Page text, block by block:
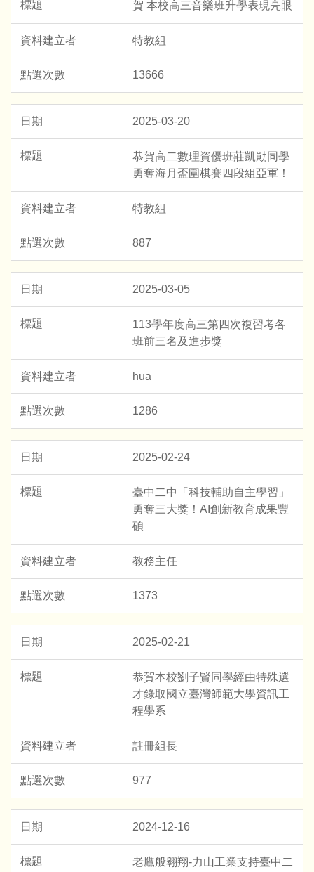
賀 本校高三音樂班升學表現亮眼
特教組
13666
2025-03-20
恭賀高二數理資優班莊凱勛同學
勇奪海月盃圍棋賽四段組亞軍！
特教組
887
2025-03-05
113學年度高三第四次複習考各
班前三名及進步獎
hua
1286
2025-02-24
臺中二中「科技輔助自主學習」
勇奪三大獎！AI創新教育成果豐
碩
教務主任
1373
2025-02-21
恭賀本校劉子賢同學經由特殊選
才錄取國立臺灣師範大學資訊工
程學系
註冊組長
977
2024-12-16
老鷹般翱翔-力山工業支持臺中二